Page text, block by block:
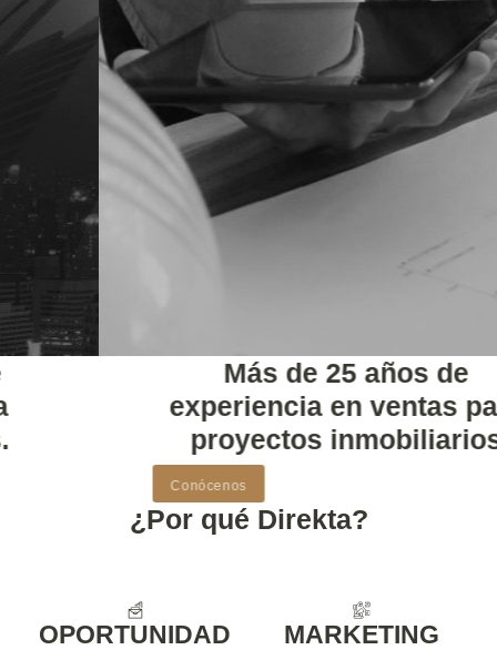
Más de 25 años de
experiencia en ventas para
proyectos inmobiliarios
¿Por qué Direkta?
OPORTUNIDAD MARKETING